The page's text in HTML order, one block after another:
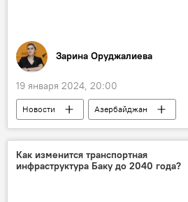
Зарина Оруджалиева
19 января 2024, 20:00
Новости
Азербайджан
ПО "Азеригаз"
Газоснабжение
Как изменится транспортная
инфраструктура Баку до 2040 года?